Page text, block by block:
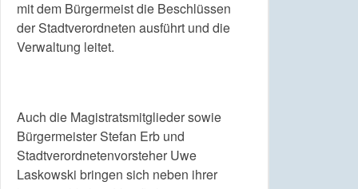
mit dem Bürgermeist die Beschlüssen
der Stadtverordneten ausführt und die
Verwaltung leitet.
Auch die Magistratsmitglieder sowie
Bürgermeister Stefan Erb und
Stadtverordnetenvorsteher Uwe
Laskowski bringen sich neben ihrer